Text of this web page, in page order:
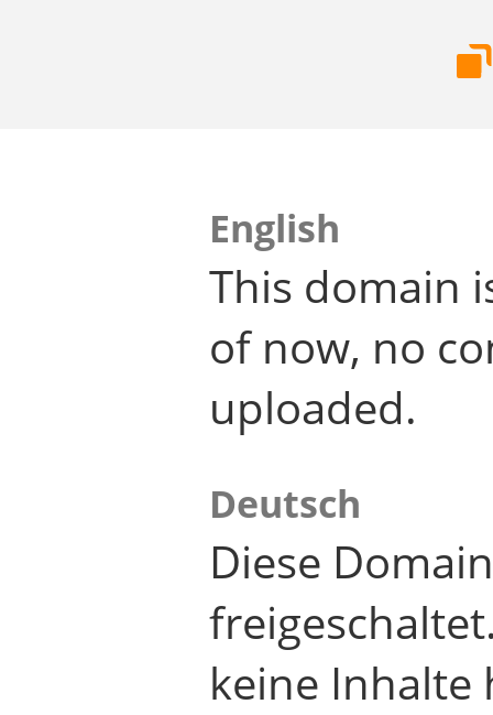
English
This domain
of now, no
uploaded.
Deutsch
Diese
keine Inhalte